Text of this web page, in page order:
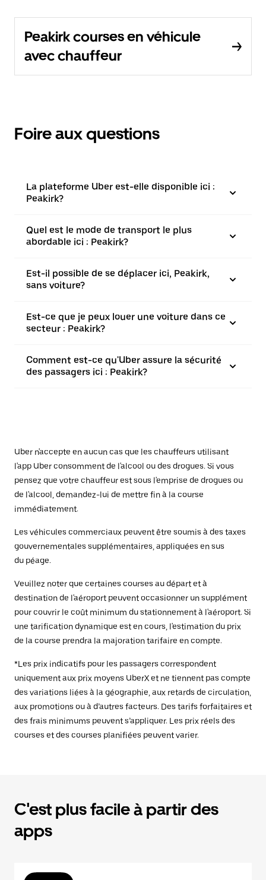
Peakirk courses en véhicule
avec chauffeur
Foire aux questions
La plateforme Uber est-elle disponible ici :
Peakirk?
Quel est le mode de transport le plus
abordable ici : Peakirk?
Est-il possible de se déplacer ici, Peakirk,
sans voiture?
Est-ce que je peux louer une voiture dans ce
secteur : Peakirk?
Comment est-ce qu'Uber assure la sécurité
des passagers ici : Peakirk?
Uber n'accepte en aucun cas que les chauffeurs utilisant
l'app Uber consomment de l'alcool ou des drogues. Si vous
pensez que votre chauffeur est sous l'emprise de drogues ou
de l'alcool, demandez-lui de mettre fin à la course
immédiatement.
Les véhicules commerciaux peuvent être soumis à des taxes
gouvernementales supplémentaires, appliquées en sus
du péage.
Veuillez noter que certaines courses au départ et à
destination de l'aéroport peuvent occasionner un supplément
pour couvrir le coût minimum du stationnement à l'aéroport. Si
une tarification dynamique est en cours, l'estimation du prix
de la course prendra la majoration tarifaire en compte.
*Les prix indicatifs pour les passagers correspondent
uniquement aux prix moyens UberX et ne tiennent pas compte
des variations liées à la géographie, aux retards de circulation,
aux promotions ou à d’autres facteurs. Des tarifs forfaitaires et
des frais minimums peuvent s’appliquer. Les prix réels des
courses et des courses planifiées peuvent varier.
C'est plus facile à partir des
apps